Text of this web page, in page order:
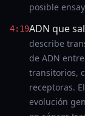
posible
4:19ADN que
describe
de ADN
transitorios,
receptoras.
evolución